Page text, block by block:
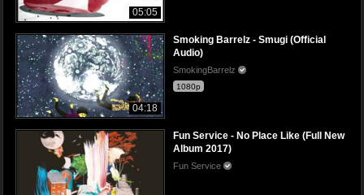
05:05
04:18
Smoking Barrelz - Smugi (Official
Audio)
SmokingBarrelz
1080p
Fun Service - No Place Like (Full New
Album 2017)
Fun Service